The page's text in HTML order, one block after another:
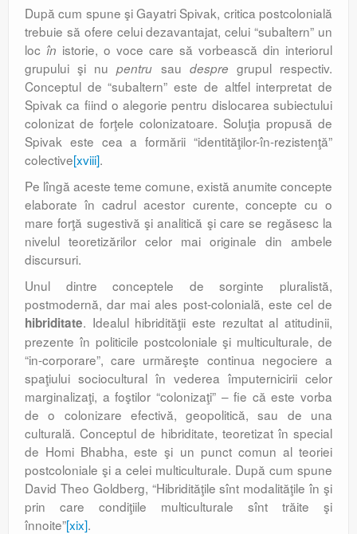
După cum spune şi Gayatri Spivak, critica postcolonială
trebuie să ofere celui dezavantajat, celui “subaltern” un
loc în istorie, o voce care să vorbească din interiorul
grupului şi nupentru sau despre grupul respectiv.
Conceptul de “subaltern” este de altfel interpretat de
Spivak ca fiind o alegorie pentru dislocarea subiectului
colonizat de forţele colonizatoare. Soluţia propusă de
Spivak este cea a formării “identităţilor-în-rezistenţă”
colective[xviii].
Pe lîngă aceste teme comune, există anumite concepte
elaborate în cadrul acestor curente, concepte cu o
mare forţă sugestivă şi analitică şi care se regăsesc la
nivelul teoretizărilor celor mai originale din ambele
discursuri.
Unul dintre conceptele de sorginte pluralistă,
postmodernă, dar mai ales post-colonială, este cel de
hibriditate. Idealul hibridităţii este rezultat al atitudinii,
prezente în politicile postcoloniale şi multiculturale, de
“in-corporare”, care urmăreşte continua negociere a
spaţiului sociocultural în vederea împuternicirii celor
marginalizaţi, a foştilor “colonizaţi” – fie că este vorba
de o colonizare efectivă, geopolitică, sau de una
culturală. Conceptul de hibriditate, teoretizat în special
de Homi Bhabha, este şi un punct comun al teoriei
postcoloniale şi a celei multiculturale. După cum spune
David Theo Goldberg, “Hibridităţile sînt modalităţile în şi
prin care condiţiile multiculturale sînt trăite şi
înnoite”[xix].